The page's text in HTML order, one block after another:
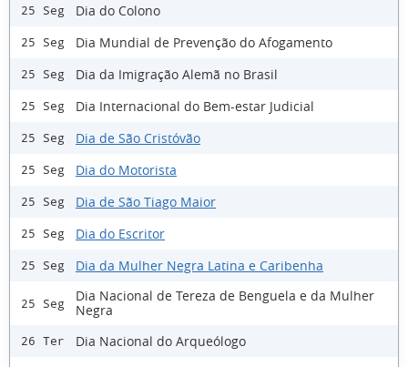
25 Seg Dia do Colono
25 Seg Dia Mundial de Prevenção do Afogamento
25 Seg Dia da Imigração Alemã no Brasil
25 Seg Dia Internacional do Bem-estar Judicial
25 Seg Dia de São Cristóvão
25 Seg Dia do Motorista
25 Seg Dia de São Tiago Maior
25 Seg Dia do Escritor
25 Seg Dia da Mulher Negra Latina e Caribenha
25 Seg
Dia Nacional de Tereza de Benguela e da Mulher
Negra
26 Ter Dia Nacional do Arqueólogo